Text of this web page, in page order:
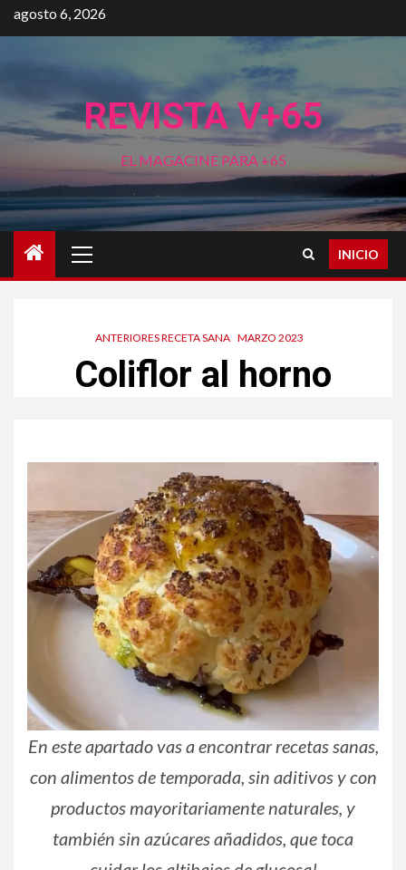
Saltar
al
agosto 6, 2026
REVISTA V+65
EL MAGACINE PARA +65
principal
INICIO
ANTERIORES RECETA SANA MARZO 2023
Coliflor al horno
En este apartado vas a encontrar recetas sanas,
con alimentos de temporada, sin aditivos y con
productos mayoritariamente naturales, y
también sin azúcares añadidos, que toca